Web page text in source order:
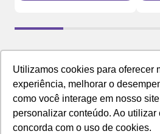
Utilizamos cookies para oferecer
experiência, melhorar o
como você interage em nosso
personalizar conteúdo. Ao utilizar
concorda com o uso de cookies.
Receba novidades e ofertas
e-mail!